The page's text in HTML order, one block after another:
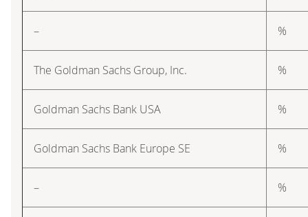
– %
The Goldman Sachs Group, Inc. %
Goldman Sachs Bank USA %
Goldman Sachs Bank Europe SE %
– %